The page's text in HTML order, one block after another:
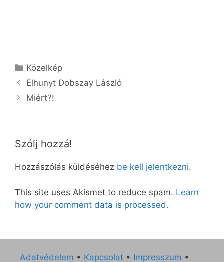
Kategória
Közelkép
Elhunyt Dobszay László
Miért?!
Szólj hozzá!
Hozzászólás küldéséhez be kell jelentkezni.
This site uses Akismet to reduce spam. Learn
how your comment data is processed.
Adatvédelem • Kapcsolat • Impresszum •